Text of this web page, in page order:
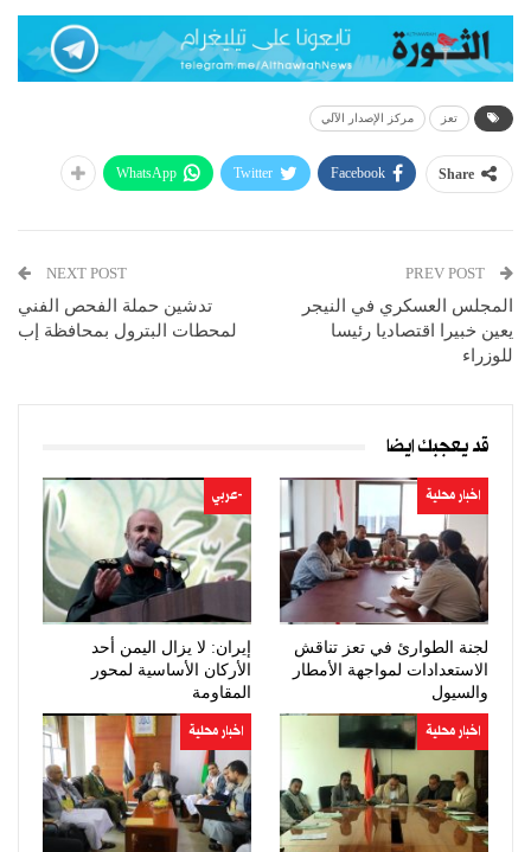
تعز مركز الإصدار الآلي
Share
Facebook
Twitter
WhatsApp
المجلس العسكري في النيجر
يعين خبيرا اقتصاديا رئيسا
للوزراء
NEXT POST
تدشين حملة الفحص الفني
لمحطات البترول بمحافظة إب
قد يعجبك ايضا
اخبار محلية
لجنة الطوارئ في تعز تناقش
الاستعدادات لمواجهة الأمطار
والسيول
-عربي
إيران: لا يزال اليمن أحد
الأركان الأساسية لمحور
المقاومة
اخبار محلية اخبار محلية